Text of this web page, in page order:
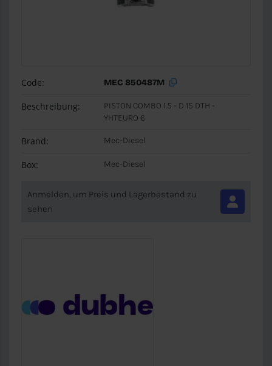
Code: MEC 850487M
Beschreibung:
PISTON COMBO 1.5 - D 15 DTH -
YHTEURO 6
Brand: Mec-Diesel
Box: Mec-Diesel
Anmelden, um Preis und Lagerbestand zu
sehen